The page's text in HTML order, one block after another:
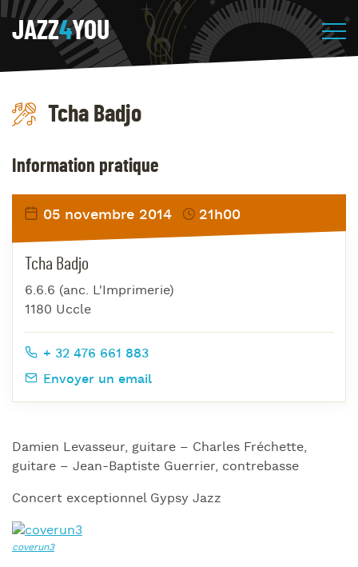
JAZZ4YOU
Tcha Badjo
Damien Levasseur, guitare – Charles Fréchette,
guitare – Jean-Baptiste Guerrier, contrebasse
Concert exceptionnel Gypsy Jazz
Information pratique
05 novembre 2014 21h00
Tcha Badjo
6.6.6 (anc. L'Imprimerie)
1180 Uccle
+ 32 476 661 883
Envoyer un email